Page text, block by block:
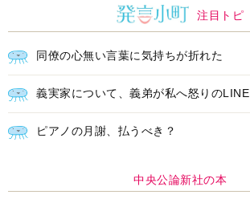
注目トピ
同僚の心無い言葉に気持ちが折れた
義実家について、義弟が私へ怒りのLINE
ピアノの月謝、払うべき？
中央公論新社の本